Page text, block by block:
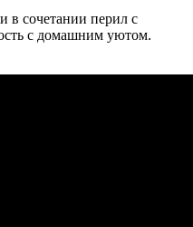
в сочетании перил с
с домашним уютом.